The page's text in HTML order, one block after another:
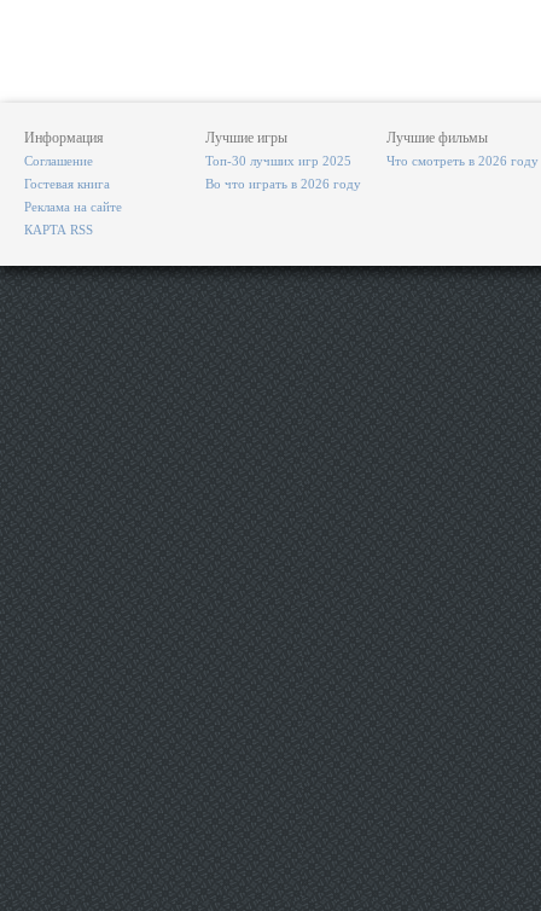
Информация
Соглашение
Гостевая книга
Реклама на сайте
КАРТА RSS
Лучшие игры
Топ-30 лучших игр 2025
Во что играть в 2026 году
Лучшие фильмы
Что смотреть в 2026 году